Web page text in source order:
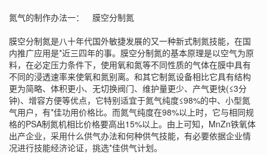
氮气的制作办法一： 膜空分制氮
膜空分制氮是八十年代国外敏捷发展的又一种新式制氮技能，在国
内推广应用是*近三四年的事。膜空分制氮的基本原理是以空气为原
料，在必定压力条件下，使用氧和氮等不同性质的气体在膜中具有
不同的浸透速率来使氧和氮别离。和其它制氮设备相比它具有结构
更为简略、体积更小、无切换阀门、维护量更少、产气更快(≤3分
钟)、增容方便等优点，它特别适宜于氮气纯度≤98%的中、小型氮
气用户，有*佳功用价格比。而氮气纯度在98%以上时，它与相同规
格的PSA制氮机相比价格要高出15%以上。由上可知，MnZn铁氧体
出产企业，采用什么供气办法和何种供气技能，有必要依据企业情
况进行技能经济论证，挑选*佳供气计划。